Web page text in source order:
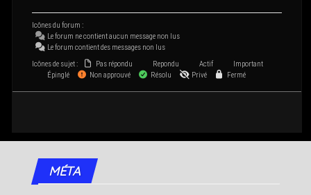
Icônes du forum :
Le forum ne contient aucun mes­sage non lus
Le forum contient des mes­sages non lus
Icônes de sujet :
Pas répondu Repondu Actif
Important
Épinglé
Non approuvé Résolu Privé Fermé
MÉTA